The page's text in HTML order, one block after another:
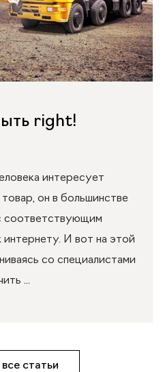
right!
интересует
он в большинстве
соответствующим
И вот на этой
со специалистами
...
статьи